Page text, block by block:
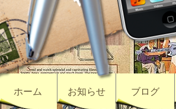
ホーム お知らせ ブログ